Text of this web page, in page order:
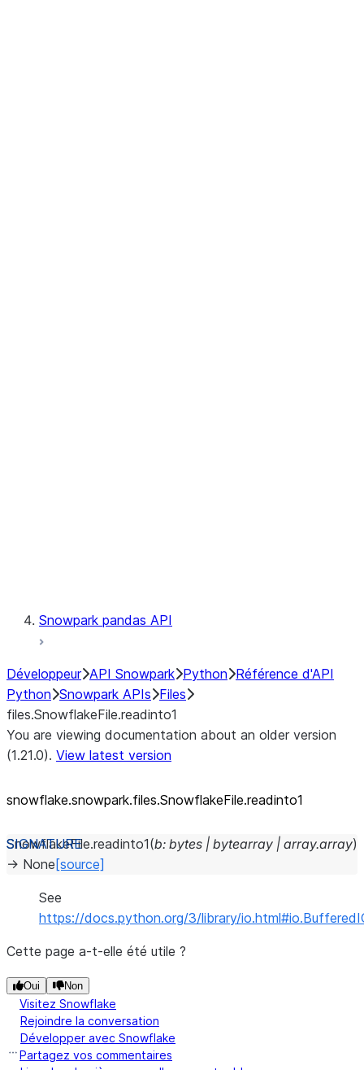
Snowpark pandas API
Développeur API Snowpark Python Référence d'API
Python Snowpark APIs Files
files.SnowflakeFile.readinto1
You are viewing documentation about an older version
(1.21.0). View latest version
snowflake.snowpark.files.SnowflakeFile.readinto1
SnowflakeFile.readinto1(b: bytes | bytearray | array.array)
→ None [source]
See
https://docs.python.org/3/library/
Cette page a-t-elle été utile ?
Oui Non
Visitez Snowflake
Rejoindre la conversation
Développer avec Snowflake
Partagez vos commentaires